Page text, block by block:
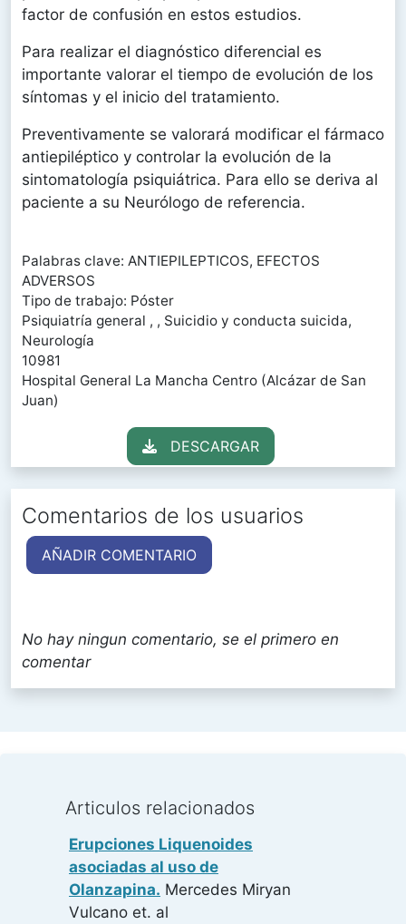
factor de confusión en estos estudios.
Para realizar el diagnóstico diferencial es
importante valorar el tiempo de evolución de los
síntomas y el inicio del tratamiento.
Preventivamente se valorará modificar el fármaco
antiepiléptico y controlar la evolución de la
sintomatología psiquiátrica. Para ello se deriva al
paciente a su Neurólogo de referencia.
Palabras clave: ANTIEPILEPTICOS, EFECTOS
ADVERSOS
Tipo de trabajo: Póster
Psiquiatría general , , Suicidio y conducta suicida,
Neurología
10981
Hospital General La Mancha Centro (Alcázar de San
Juan)
DESCARGAR
Comentarios de los usuarios
AÑADIR COMENTARIO
No hay ningun comentario, se el primero en
comentar
Articulos relacionados
Erupciones Liquenoides
asociadas al uso de
Olanzapina. Mercedes Miryan
Vulcano et. al